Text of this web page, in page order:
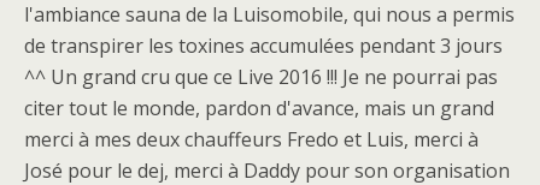
l'ambiance sauna de la Luisomobile, qui nous a permis
de transpirer les toxines accumulées pendant 3 jours
^^ Un grand cru que ce Live 2016 !!! Je ne pourrai pas
citer tout le monde, pardon d'avance, mais un grand
merci à mes deux chauffeurs Fredo et Luis, merci à
José pour le dej, merci à Daddy pour son organisation